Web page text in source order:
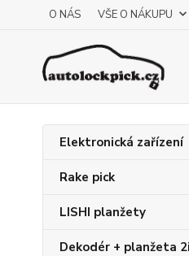
O NÁS VŠE O NÁKUPU
Elektronická zařízení
Rake pick
LISHI planžety
Dekodér + planžeta